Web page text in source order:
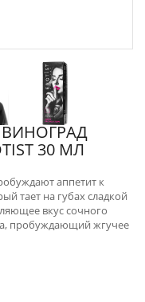
30 МЛ
аппетит к
тает на губах сладкой
вкус сочного
пробуждающий жгучее